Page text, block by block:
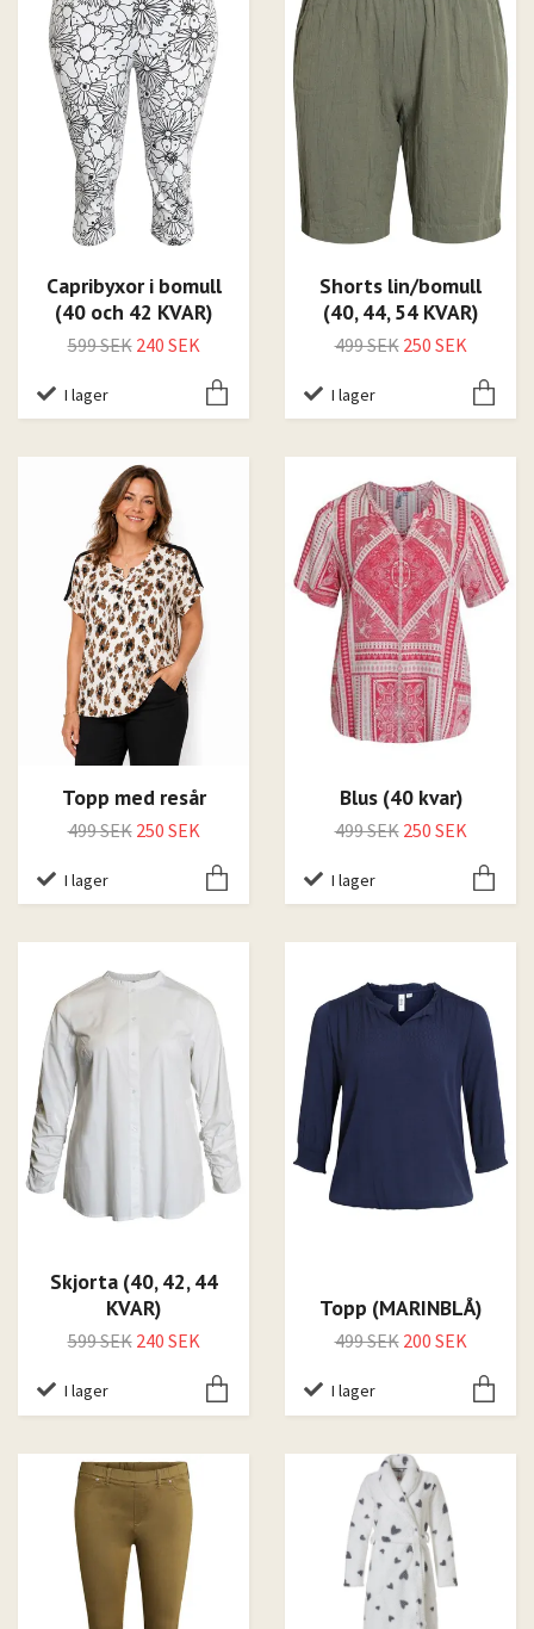
Capribyxor i bomull
(40 och 42 KVAR)
599 SEK 240 SEK
I lager
Shorts lin/bomull
(40, 44, 54 KVAR)
499 SEK 250 SEK
I lager
Topp med resår
499 SEK 250 SEK
I lager
Blus (40 kvar)
499 SEK 250 SEK
I lager
Skjorta (40, 42, 44
KVAR)
599 SEK 240 SEK
I lager
Topp (MARINBLÅ)
499 SEK 200 SEK
I lager